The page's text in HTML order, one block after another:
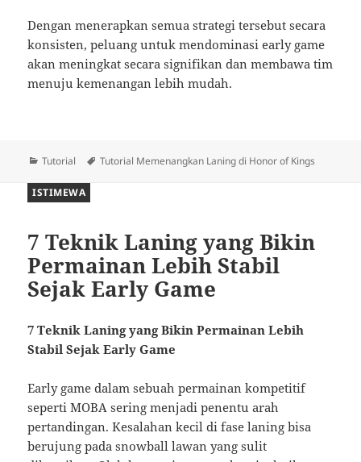
Dengan menerapkan semua strategi tersebut secara
konsisten, peluang untuk mendominasi early game
akan meningkat secara signifikan dan membawa tim
menuju kemenangan lebih mudah.
Kategori
Tutorial Tag
Tutorial Memenangkan Laning di Honor of Kings
7 Teknik Laning yang Bikin
Permainan Lebih Stabil
Sejak Early Game
7 Teknik Laning yang Bikin Permainan Lebih
Stabil Sejak Early Game
Early game dalam sebuah permainan kompetitif
seperti MOBA sering menjadi penentu arah
pertandingan. Kesalahan kecil di fase laning bisa
berujung pada snowball lawan yang sulit
ISTIMEWA